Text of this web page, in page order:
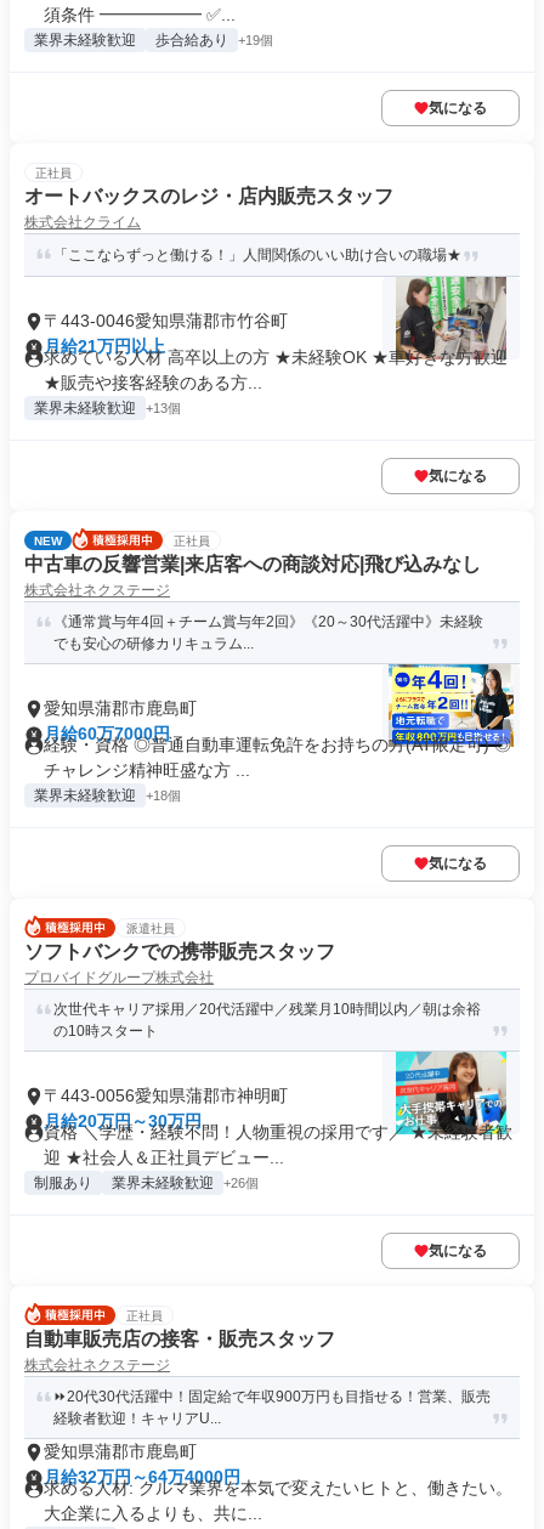
須条件 ━━━━━━ ✅...
業界未経験歓迎 歩合給あり +19個
気になる
正社員
オートバックスのレジ・店内販売スタッフ
株式会社クライム
「ここならずっと働ける！」人間関係のいい助け合いの職場★
〒443-0046愛知県蒲郡市竹谷町
月給21万円以上
求めている人材 高卒以上の方 ★未経験OK ★車好きな方歓迎
★販売や接客経験のある方...
業界未経験歓迎 +13個
気になる
NEW 正社員
中古車の反響営業|来店客への商談対応|飛び込みなし
株式会社ネクステージ
《通常賞与年4回＋チーム賞与年2回》《20～30代活躍中》未経験
でも安心の研修カリキュラム...
愛知県蒲郡市鹿島町
月給60万7000円
経験・資格 ◎普通自動車運転免許をお持ちの方(AT限定可) ◎
チャレンジ精神旺盛な方 ...
業界未経験歓迎 +18個
気になる
派遣社員
ソフトバンクでの携帯販売スタッフ
プロバイドグループ株式会社
次世代キャリア採用／20代活躍中／残業月10時間以内／朝は余裕
の10時スタート
〒443-0056愛知県蒲郡市神明町
月給20万円～30万円
資格 ＼学歴・経験不問！人物重視の採用です／ ★未経験者歓
迎 ★社会人＆正社員デビュー...
制服あり 業界未経験歓迎 +26個
気になる
正社員
自動車販売店の接客・販売スタッフ
株式会社ネクステージ
⏩️20代30代活躍中！固定給で年収900万円も目指せる！営業、販売
経験者歓迎！キャリアU...
愛知県蒲郡市鹿島町
月給32万円～64万4000円
求める人材: クルマ業界を本気で変えたいヒトと、働きたい。
大企業に入るよりも、共に...